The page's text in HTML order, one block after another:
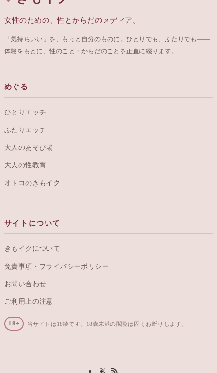
女性のための、性とからだのメディア。
「気持ちいい」を、もっと自分のものに。ひとりでも、ふたりでも——
体験をもとに、性のこと・からだのことを正直に綴ります。
めぐる
ひとりエッチ
ふたりエッチ
大人のあそび場
大人の性教育
オトコのきもイク
サイトについて
きもイクについて
免責事項・プライバシーポリシー
お問い合わせ
ご利用上の注意
18+ 当サイトは18禁です。18歳未満の閲覧は固くお断りします。